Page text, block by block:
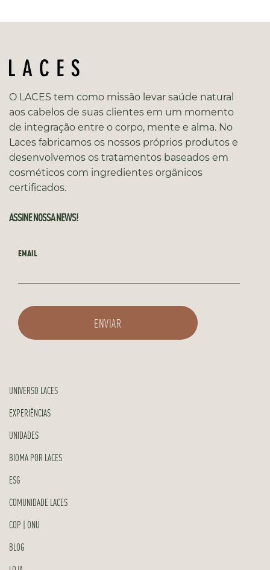
O LACES tem como missão levar saúde natural
aos cabelos de suas clientes em um momento
de integração entre o corpo, mente e alma. No
Laces fabricamos os nossos próprios produtos e
desenvolvemos os tratamentos baseados em
cosméticos com ingredientes orgânicos
certificados.
ASSINE NOSSA NEWS!
EMAIL
UNIVERSO LACES
EXPERIÊNCIAS
UNIDADES
BIOMA POR LACES
ESG
COMUNIDADE LACES
COP | ONU
BLOG